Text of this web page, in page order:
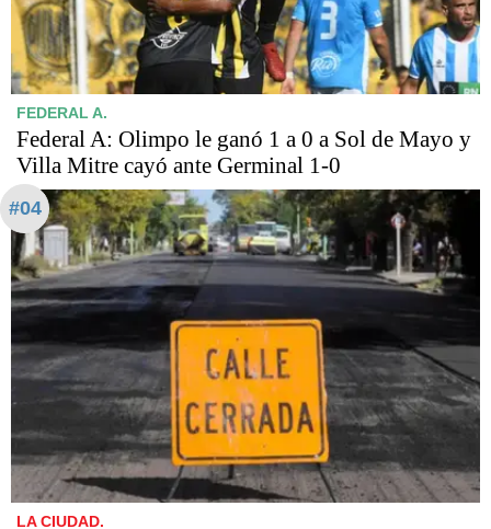
FEDERAL A.
Federal A: Olimpo le ganó 1 a 0 a Sol de Mayo y
Villa Mitre cayó ante Germinal 1-0
#04
LA CIUDAD.